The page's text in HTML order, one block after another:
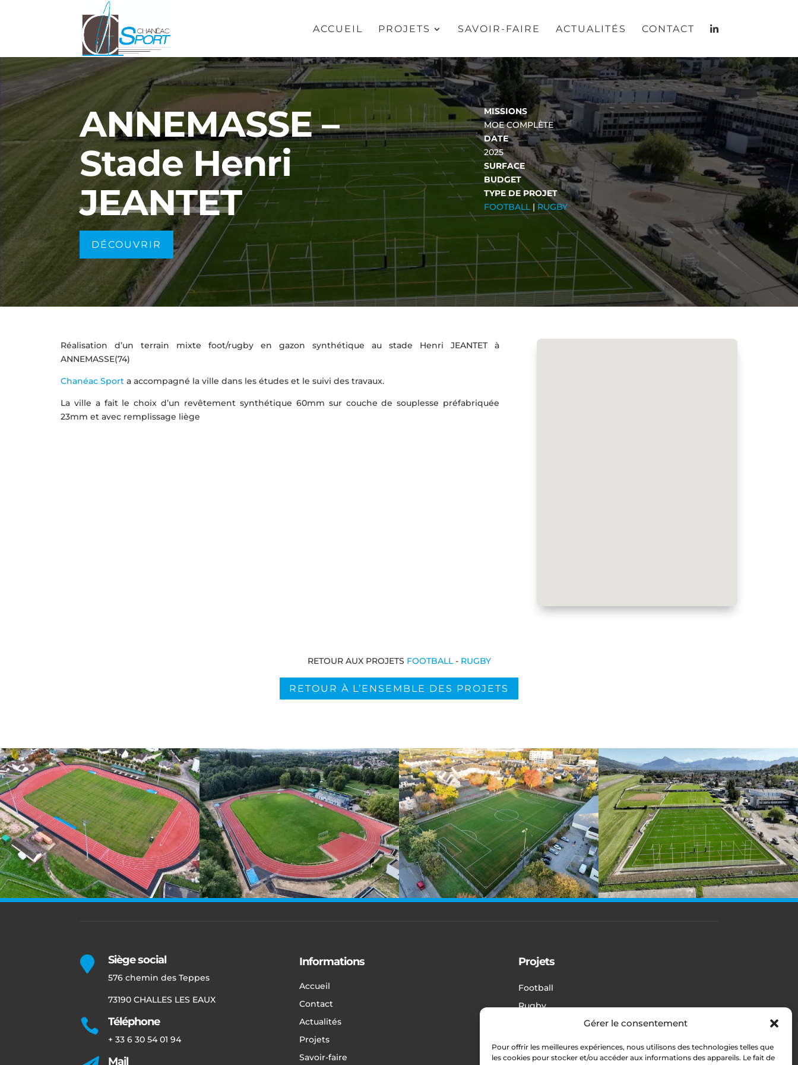
Gérer le consentement
Pour offrir les meilleures expériences, nous utilisons des technologies telles que
les cookies pour stocker et/ou accéder aux informations des appareils. Le fait de
ACCUEIL PROJETS SAVOIR-FAIRE ACTUALITÉS CONTACT
ANNEMASSE –
Stade Henri
JEANTET
DÉCOUVRIR
MISSIONS
MOE COMPLÈTE
DATE
2025
SURFACE
BUDGET
TYPE DE PROJET
FOOTBALL| RUGBY
Réalisation d’un terrain mixte foot/rugby en gazon synthétique au stade Henri JEANTET à
ANNEMASSE(74)
Chanéac Sport a accompagné la ville dans les études et le suivi des travaux.
La ville a fait le choix d’un revêtement synthétique 60mm sur couche de souplesse préfabriquée
23mm et avec remplissage liège
RETOUR AUX PROJETS FOOTBALL- RUGBY
RETOUR À L’ENSEMBLE DES PROJETS
 Siège social
576 chemin des Teppes
73190 CHALLES LES EAUX
 Téléphone
+ 33 6 30 54 01 94
Mail
Informations
Accueil
Contact
Actualités
Projets
Savoir-faire
Projets
Football
Rugby
Vestiaires / Gymnases